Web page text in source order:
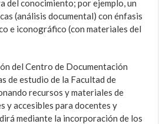
del conocimiento; por ejemplo, un
(análisis documental) con énfasis
e iconográfico (con materiales del
del Centro de Documentación
de estudio de la Facultad de
recursos y materiales de
y accesibles para docentes y
mediante la incorporación de los